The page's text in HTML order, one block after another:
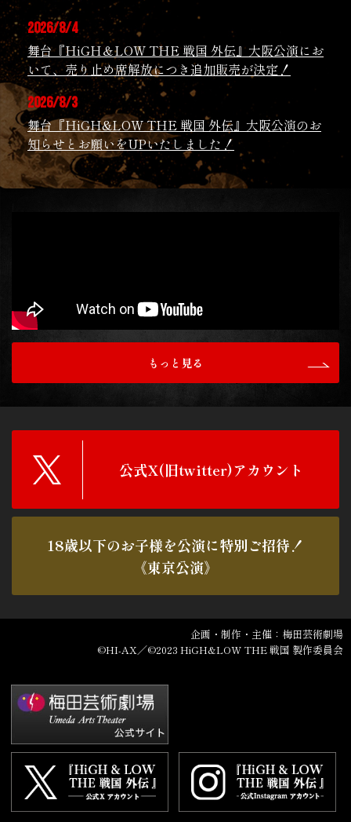
2026/8/4
舞台『HiGH＆LOW THE 戦国 外伝』大阪公演にお
いて、売り止め席解放につき追加販売が決定！
2026/8/3
舞台『HiGH&LOW THE 戦国 外伝』大阪公演のお
知らせとお願いをUPいたしました！
2026/7/16
7/19（日）12時公演より販売開始！
2026/6/29
『HiGH&LOW THE 戦国 外伝』キャストビジュア
ル（第2弾）・相関図を公開しました！
公開しました！
2026/5/25
舞台『HiGH&LOW THE 戦国 外伝』笑大郎
（LDH SCREAM）降板のお知らせ
2026/5/21
『HiGH&LOW THE 戦国 外伝』メインビジュアル
を公開しました！
2026/5/14
舞台『HiGH＆LOW THE 戦国 外伝』東京公演、
～】受付開始！
2026/4/16
『HiGH＆LOW THE 戦国 外伝』文化庁「劇場・音
楽堂等における子供舞台芸術鑑賞体験支援事業」に
伴う取り組み実施のお知らせ
2026/4/16
もっと見る
公式X(旧twitter)アカウント
18歳以下のお子様を公演に特別ご招待！
《東京公演》
企画・制作・主催：梅田芸術劇場
©HI-AX／©2023 HiGH&LOW THE 戦国 製作委員会